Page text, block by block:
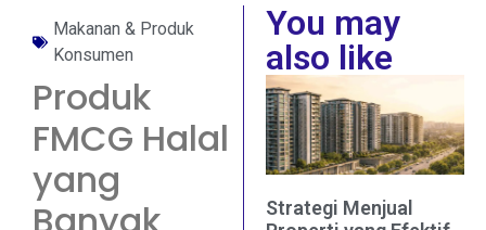
Makanan & Produk
Konsumen
Produk
FMCG Halal
yang
You may
also like
Strategi Menjual